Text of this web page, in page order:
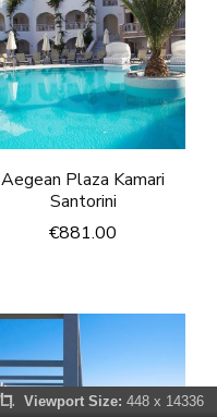
Aegean Plaza Kamari
Santorini
€881.00
Viewport Size: 448 x 14336